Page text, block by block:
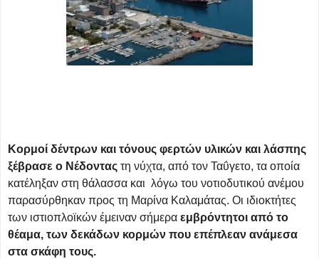
Κορμοί δέντρων και τόνους φερτών υλικών και λάσπης
ξέβρασε ο Νέδοντας τη νύχτα, από τον Ταΰγετο, τα οποία
κατέληξαν στη θάλασσα και λόγω του νοτιοδυτικού ανέμου
παρασύρθηκαν προς τη Μαρίνα Καλαμάτας. Οι ιδιοκτήτες
των ιστιοπλοϊκών έμειναν σήμερα εμβρόντητοι από το
θέαμα, των δεκάδων κορμών που επέπλεαν ανάμεσα
στα σκάφη τους.